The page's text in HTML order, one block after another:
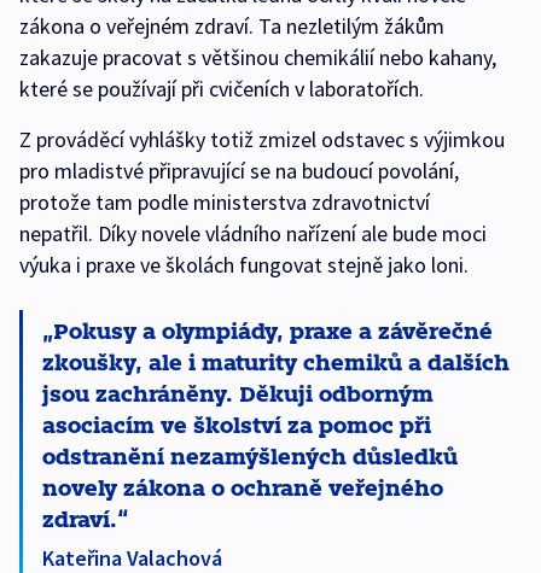
zákona o veřejném zdraví. Ta nezletilým žákům
zakazuje pracovat s většinou chemikálií nebo kahany,
které se používají při cvičeních v laboratořích.
Z prováděcí vyhlášky totiž zmizel odstavec s výjimkou
pro mladistvé připravující se na budoucí povolání,
protože tam podle ministerstva zdravotnictví
nepatřil. Díky novele vládního nařízení ale bude moci
výuka i praxe ve školách fungovat stejně jako loni.
Pokusy a olympiády, praxe a závěrečné
zkoušky, ale i maturity chemiků a dalších
jsou zachráněny. Děkuji odborným
asociacím ve školství za pomoc při
odstranění nezamýšlených důsledků
novely zákona o ochraně veřejného
zdraví.
Kateřina Valachová